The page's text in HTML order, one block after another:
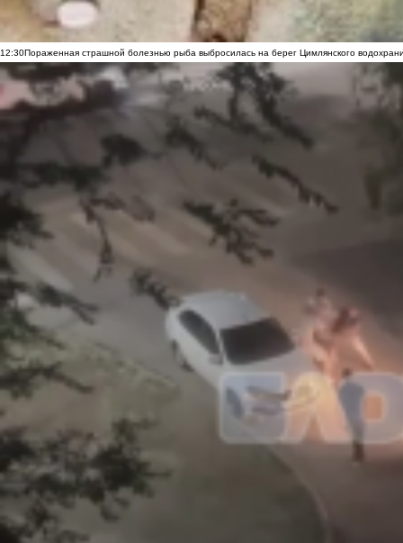
12:30Пораженная страшной болезнью рыба выбросилась на берег Цимлянского